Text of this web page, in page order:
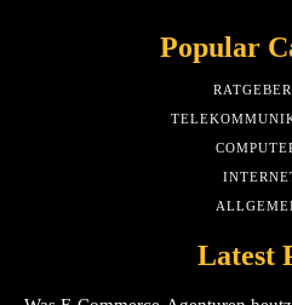
Popular
RATGEBER
Latest